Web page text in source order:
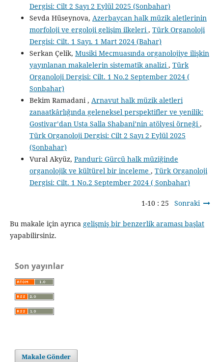
Dergisi: Cilt 2 Sayı 2 Eylül 2025 (Sonbahar)
Sevda Hüseynova, Azerbaycan halk müzik aletlerinin
morfoloji ve ergoloji gelişim ilkeleri, Türk Organoloji
Dergisi: Cilt. 1 Sayı. 1 Mart 2024 (Bahar)
Serkan Çelik, Musiki Mecmuasında organolojiye ilişkin
yayınlanan makalelerin sistematik analizi, Türk
Organoloji Dergisi: Cilt. 1 No.2 September 2024 (
Sonbahar)
Bekim Ramadani , Arnavut halk müzik aletleri
zanaatkârlığında geleneksel perspektifler ve yenilik:
Gostivar’dan Usta Salla Shabani’nin atölyesi örneği,
Türk Organoloji Dergisi: Cilt 2 Sayı 2 Eylül 2025
(Sonbahar)
Vural Akyüz, Panduri: Gürcü halk müziğinde
organolojik ve kültürel bir inceleme , Türk Organoloji
Dergisi: Cilt. 1 No.2 September 2024 ( Sonbahar)
1-10 : 25 Sonraki
Bu makale için ayrıca gelişmiş bir benzerlik araması başlat
yapabilirsiniz.
Son yayınlar
Makale Gönder